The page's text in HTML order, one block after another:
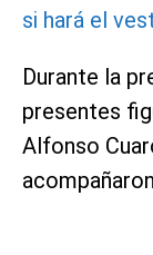
si hará el
Durante la
presentes
Alfonso